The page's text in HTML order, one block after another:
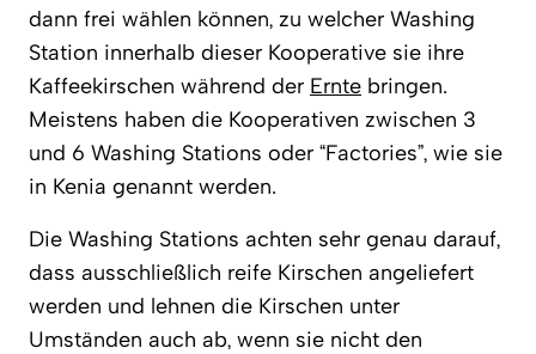
dann frei wählen können, zu welcher Washing
Station innerhalb dieser Kooperative sie ihre
Kaffeekirschen während der Ernte bringen.
Meistens haben die Kooperativen zwischen 3
und 6 Washing Stations oder “Factories”, wie sie
in Kenia genannt werden.
Die Washing Stations achten sehr genau darauf,
dass ausschließlich reife Kirschen angeliefert
werden und lehnen die Kirschen unter
Umständen auch ab, wenn sie nicht den